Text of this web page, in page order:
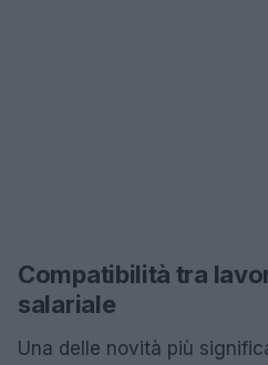
Compatibilità tra
salariale
Una delle novità più